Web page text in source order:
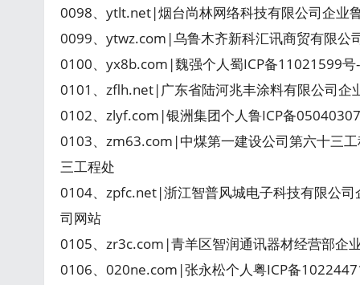
0098、ytlt.net|烟台尚林网络科技有限公司企业
0099、ytwz.com|乌鲁木齐新科汇讯商贸有限公
0100、yx8b.com|魏强个人蜀ICP备11021599号
0101、zflh.net|广东省陆河兆丰涂料有限公司企
0102、zlyf.com|银洲集团个人鲁ICP备
0103、zm63.com|中煤第一建设公司第六十三
三工程处
0104、zpfc.net|浙江智普风城电子科技有限公
司网站
0105、zr3c.com|青羊区智润通讯器材经营部企
0106、020ne.com|张永松个人粤ICP备